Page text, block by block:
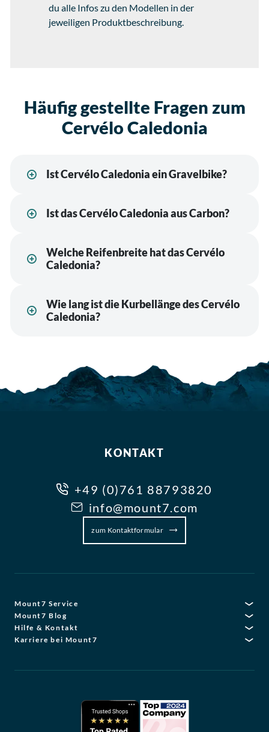
du alle Infos zu den Modellen in der
jeweiligen Produktbeschreibung.
Häufig gestellte Fragen zum
Cervélo Caledonia
Ist Cervélo Caledonia ein Gravelbike?
Ist das Cervélo Caledonia aus Carbon?
Welche Reifenbreite hat das Cervélo
Caledonia?
Wie lang ist die Kurbellänge des Cervélo
Caledonia?
KONTAKT
+49 (0)761 88793820
info@mount7.com
zum Kontaktformular
Mount7 Service
Mount7 Blog
Hilfe & Kontakt
Karriere bei Mount7